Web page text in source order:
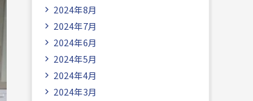
2024年8月
2024年7月
2024年6月
2024年5月
2024年4月
2024年3月